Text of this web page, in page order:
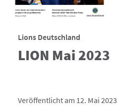
Lions Deutschland
LION Mai 2023
Veröffentlicht am 12. Mai 2023